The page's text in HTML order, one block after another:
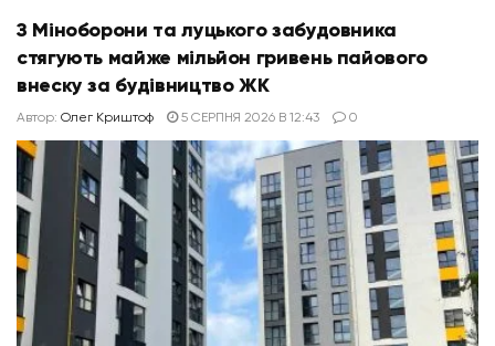
З Міноборони та луцького забудовника
стягують майже мільйон гривень пайового
внеску за будівництво ЖК
Автор: Олег Криштоф 5 СЕРПНЯ 2026 В 12:43 0